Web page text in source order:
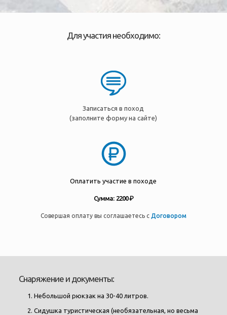
Для участия необходимо:
Записаться в поход
(заполните форму на сайте)
Оплатить участие в походе
Сумма: 2200 ₽
Совершая оплату вы соглашаетесь с Договором
Снаряжение и документы:
Небольшой рюкзак на 30-40 литров.
Сидушка туристическая (необязательная, но весьма